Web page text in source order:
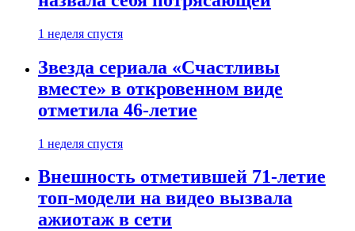
1 неделя спустя
Звезда сериала «Счастливы
вместе» в откровенном виде
отметила 46-летие
1 неделя спустя
Внешность отметившей 71-летие
топ-модели на видео вызвала
ажиотаж в сети